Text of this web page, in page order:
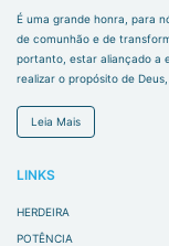
É uma grande honra, para
de comunhão e de
portanto, estar aliançado a
realizar o propósito de
Leia Mais
LINKS
HERDEIRA
POTÊNCIA